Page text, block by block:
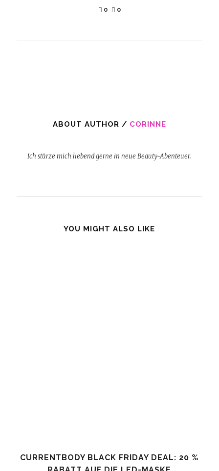
0 0
ABOUT AUTHOR / CORINNE
Ich stürze mich liebend gerne in neue Beauty-Abenteuer.
YOU MIGHT ALSO LIKE
CURRENTBODY BLACK FRIDAY DEAL: 20 %